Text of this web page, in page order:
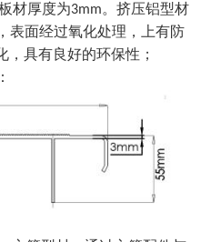
板材厚度为3mm。挤压铝型材
表面经过氧化处理，上有防
，具有良好的环保性；